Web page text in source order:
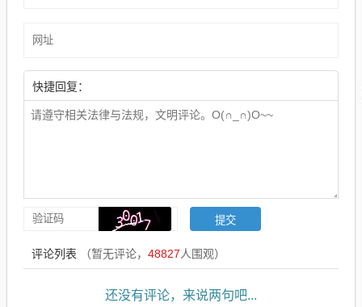
快捷回复：
评论列表 （暂无评论， 48827人围观）
还没有评论，来说两句吧...